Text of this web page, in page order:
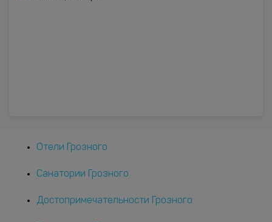
Отели Грозного
Санатории Грозного
Достопримечательности Грозного